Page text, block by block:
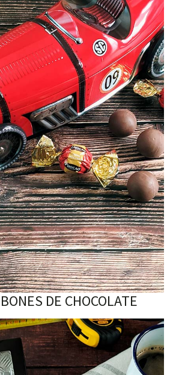
DE CHOCOLATE